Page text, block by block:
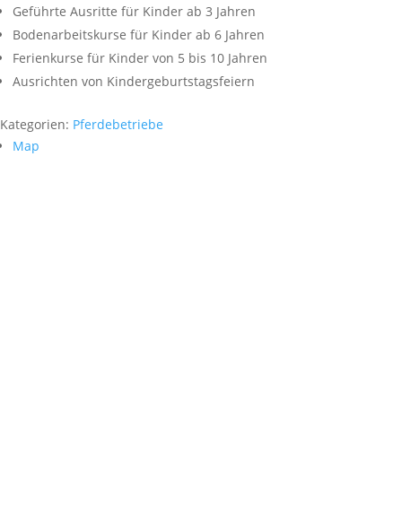
Geführte Ausritte für Kinder ab 3 Jahren
Bodenarbeitskurse für Kinder ab 6 Jahren
Ferienkurse für Kinder von 5 bis 10 Jahren
Ausrichten von Kindergeburtstagsfeiern
Kategorien: Pferdebetriebe
Map